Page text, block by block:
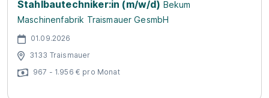
Stahlbautechniker:in (m/w/d) Bekum
Maschinenfabrik Traismauer GesmbH
01.09.2026
3133 Traismauer
967 - 1.956 € pro Monat